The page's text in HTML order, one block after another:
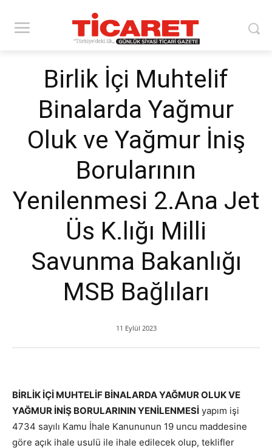
Birlik İçi Muhtelif
Binalarda Yağmur
Oluk ve Yağmur İniş
Borularının
Yenilenmesi 2.Ana Jet
Üs K.lığı Milli
Savunma Bakanlığı
MSB Bağlıları
11 Eylül 2023
BİRLİK İÇİ MUHTELİF BİNALARDA YAĞMUR OLUK VE
YAĞMUR İNİŞ BORULARININ YENİLENMESİ yapım işi
4734 sayılı Kamu İhale Kanununun 19 uncu maddesine
göre açık ihale usulü ile ihale edilecek olup, teklifler